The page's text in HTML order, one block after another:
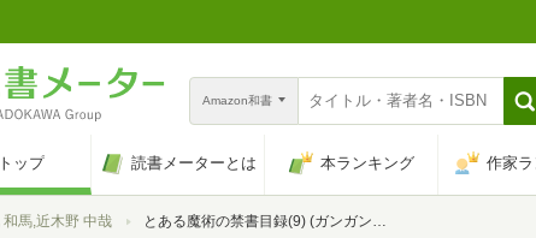
Amazon和書
トップ 読書メーターとは 本ランキング 作家
和馬,近木野 中哉 とある魔術の禁書目録(9) (ガンガンコミックス)